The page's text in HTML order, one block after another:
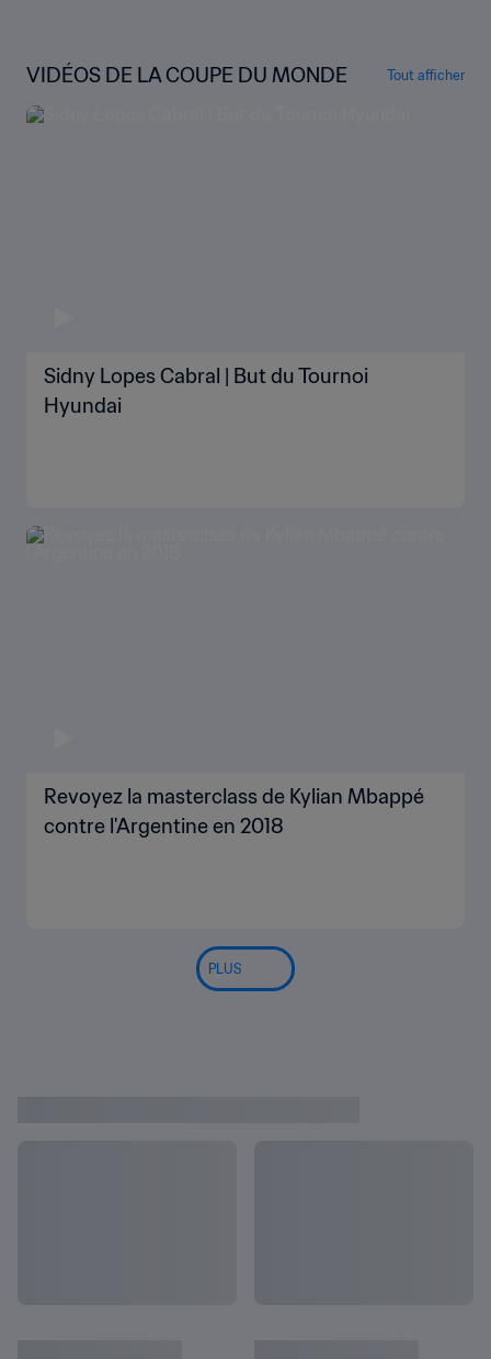
VIDÉOS DE LA COUPE DU MONDE Tout afficher
Sidny Lopes Cabral | But du Tournoi
Hyundai
Revoyez la masterclass de Kylian Mbappé
contre l'Argentine en 2018
PLUS